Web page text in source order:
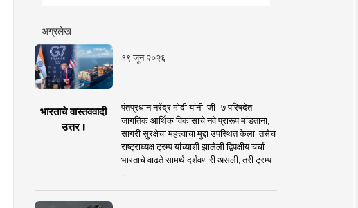
अग्रलेख
१९ जून २०२६
भारताचे वास्तववादी
उत्तर !
पंतप्रधान नरेंद्र मोदी यांनी 'जी- ७ परिषदेत
जागतिक आर्थिक विकासाचे नवे प्रारूप मांडताना,
सागरी सुरक्षेचा महत्त्वाचा मुद्दा उपस्थित केला. तसेच
राष्ट्राध्यक्ष ट्रम्प यांच्याशी झालेली द्विपक्षीय चर्चा
भारताचे वाढते सामर्थ दर्शवणारी असली, तरी ट्रम्प